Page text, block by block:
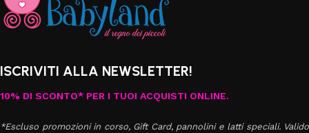
ISCRIVITI ALLA NEWSLETTER!
10% DI SCONTO* PER I TUOI ACQUISTI ONLINE.
*Escluso promozioni in corso, Gift Card, pannolini e latti speciali. Valido